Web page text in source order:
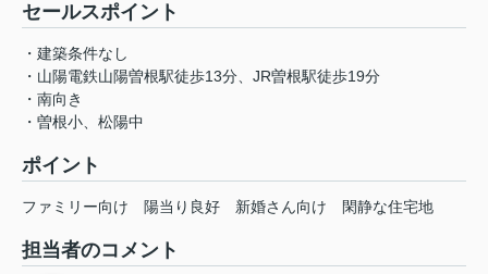
セールスポイント
・建築条件なし
・山陽電鉄山陽曽根駅徒歩13分、JR曽根駅徒歩19分
・南向き
・曽根小、松陽中
ポイント
ファミリー向け 陽当り良好 新婚さん向け 閑静な住宅地
担当者のコメント